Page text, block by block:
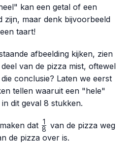
kan een getal of een
zijn, maar denk bijvoorbeeld
taart!
afbeelding kijken, zien
van de pizza mist, oftewel
conclusie? Laten we eerst
tellen waaruit een "hele"
dit geval 8 stukken.
dat \frac{1}
{8}
8
1
van de pizza weg
de pizza over is.